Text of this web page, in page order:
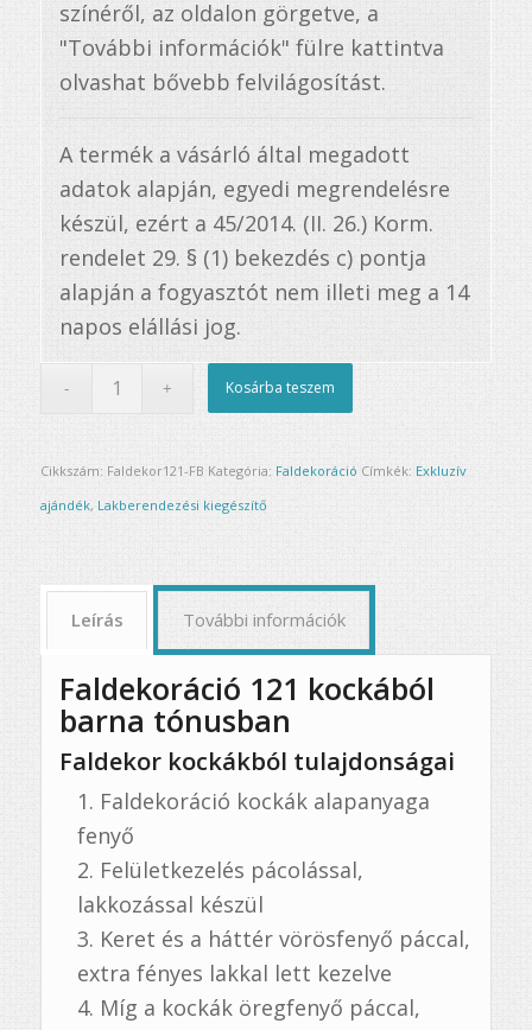
színéről, az oldalon görgetve, a
"További információk" fülre kattintva
olvashat bővebb felvilágosítást.
A termék a vásárló által megadott
adatok alapján, egyedi megrendelésre
készül, ezért a 45/2014. (II. 26.) Korm.
rendelet 29. § (1) bekezdés c) pontja
alapján a fogyasztót nem illeti meg a 14
napos elállási jog.
Kosárba teszem
Cikkszám: Faldekor121-FB Kategória: Faldekoráció Címkék: Exkluzív
ajándék, Lakberendezési kiegészítő
Leírás További információk
Faldekoráció 121 kockából
barna tónusban
Faldekor kockákból tulajdonságai
Faldekoráció kockák alapanyaga
fenyő
Felületkezelés pácolással,
lakkozással készül
Keret és a háttér vörösfenyő páccal,
extra fényes lakkal lett kezelve
Míg a kockák öregfenyő páccal,